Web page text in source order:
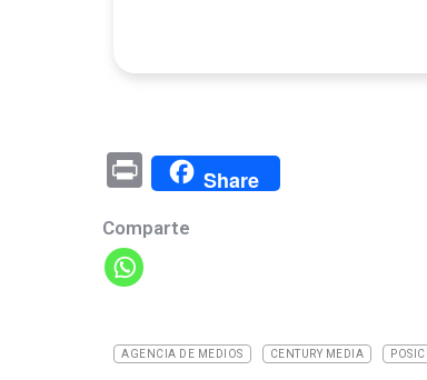
Pr
in
t
Share
Comparte
AGENCIA DE MEDIOS CENTURY MEDIA